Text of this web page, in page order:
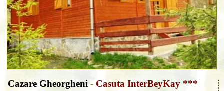
Cazare Gheorgheni - Casuta InterBeyKay ***